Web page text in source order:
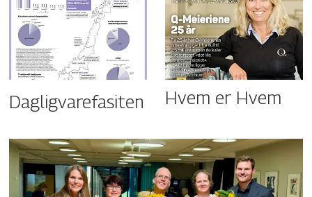
Dagligvarefasiten Hvem er Hvem